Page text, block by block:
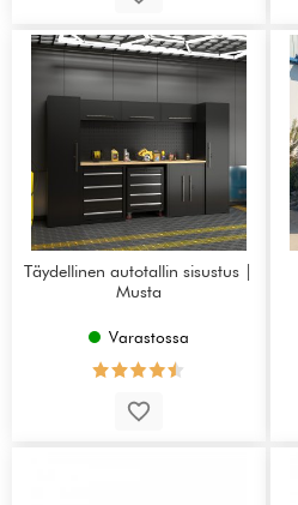
Täydellinen autotallin sisustus |
Musta
Varastossa